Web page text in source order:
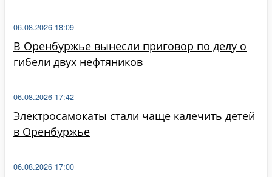
В Оренбуржье вынесли приговор по делу о
гибели двух нефтяников
06.08.2026 18:09
Электросамокаты стали чаще калечить детей
в Оренбуржье
06.08.2026 17:42
06.08.2026 17:00